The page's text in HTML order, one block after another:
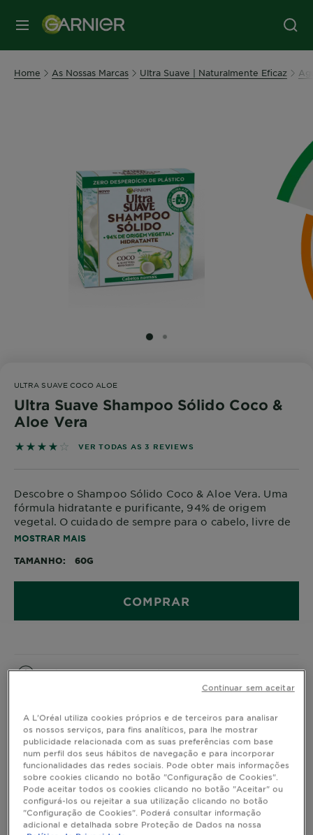
MENU
Home As Nossas Marcas Ultra Suave | Naturalmente Eficaz
SLIDE 1
SLIDE 2
ULTRA SUAVE COCO ALOE
Ultra Suave Shampoo Sólido Coco &
Aloe Vera
4 out of 5 stars based on reviews
VER TODAS AS 3 REVIEWS
Descobre o Shampoo Sólido Coco & Aloe Vera. Uma
fórmula hidratante e purificante, 94% de origem
vegetal. O cuidado de sempre para o cabelo, livre de
resíduos de plástico para o planeta!
MOSTRAR MAIS
TAMANHO 60G
COMPRAR
Informação do Produto
Como usar
CLOSE SUBPANEL
Resultado
A L'Oréal utiliza cookies próprios e de terceiros para analisar
os nossos serviços, para fins analíticos, para lhe mostrar
publicidade relacionada com as suas preferências com base
num perfil dos seus hábitos de navegação e para incorporar
funcionalidades das redes sociais. Pode obter mais informações
sobre cookies clicando no botão "Configuração de Cookies".
Pode aceitar todos os cookies clicando no botão "Aceitar" ou
configurá-los ou rejeitar a sua utilização clicando no botão
"Configuração de Cookies". Poderá consultar informação
adicional e detalhada sobre Proteção de Dados na nossa
Continuar sem aceitar